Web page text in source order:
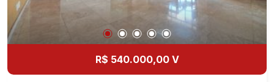
R$ 540.000,00 V